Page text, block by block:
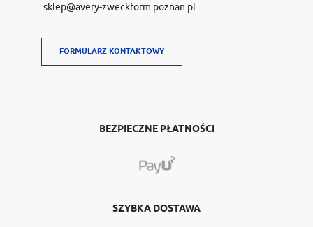
sklep@avery-zweckform.poznan.pl
FORMULARZ KONTAKTOWY
BEZPIECZNE PŁATNOŚCI
SZYBKA DOSTAWA